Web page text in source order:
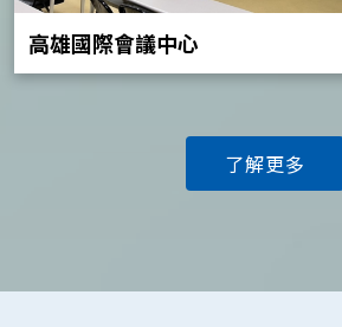
高雄國際會議中心
了解更多